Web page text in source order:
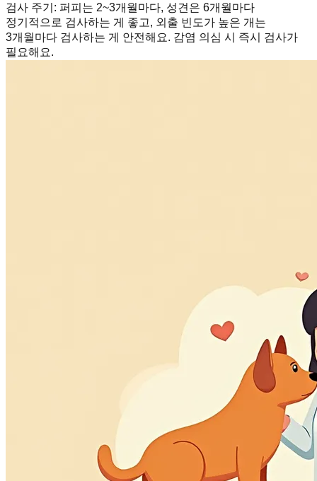
검사 주기 : 퍼피는 2~3개월마다, 성견은 6개월마다
정기적으로 검사하는 게 좋고, 외출 빈도가 높은 개는
3개월마다 검사하는 게 안전해요. 감염 의심 시 즉시 검사가
필요해요.